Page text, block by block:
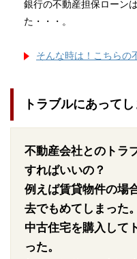
銀行の不動産担保ローン
た・・・。
そんな時は！こちらの
トラブルにあって
不動産会社とのトラ
すればいいの？
例えば賃貸物件の場
去でもめてしまった。
中古住宅を購入して
った。